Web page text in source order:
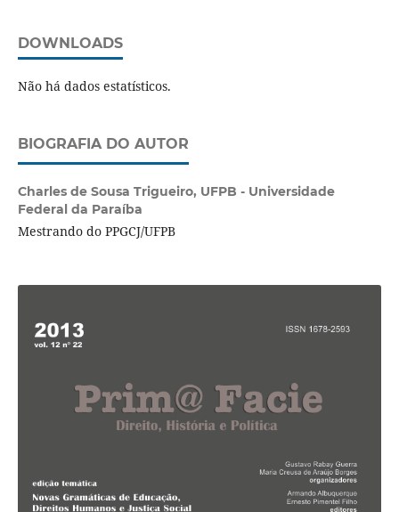
DOWNLOADS
Não há dados estatísticos.
BIOGRAFIA DO AUTOR
Charles de Sousa Trigueiro, UFPB - Universidade
Federal da Paraíba
Mestrando do PPGCJ/UFPB